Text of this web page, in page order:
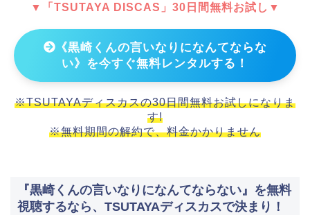
▼「TSUTAYA DISCAS」30日間無料お試し▼
《黒崎くんの言いなりになんてならな
い》を今すぐ無料レンタルする！
※TSUTAYAディスカスの30日間無料お試しになりま
す!
※無料期間の解約で、料金かかりません
『黒崎くんの言いなりになんてならない』を無料
視聴するなら、TSUTAYAディスカスで決まり！